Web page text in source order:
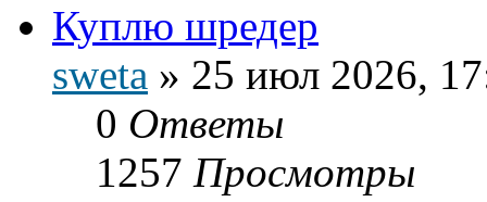
Куплю шредер
sweta » 25 июл 2026,
0 Ответы
1257 Просмотры